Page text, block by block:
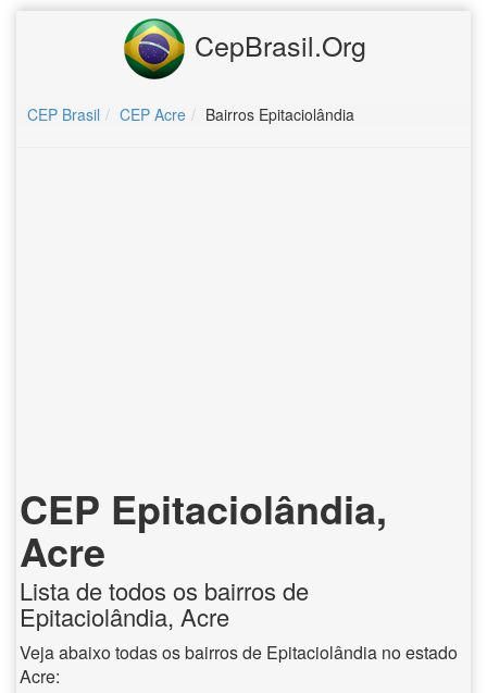
CepBrasil.Org
CEP Brasil CEP Acre Bairros Epitaciolândia
CEP Epitaciolândia,
Acre
Lista de todos os bairros de
Epitaciolândia, Acre
Veja abaixo todas os bairros de Epitaciolândia no estado
Acre: